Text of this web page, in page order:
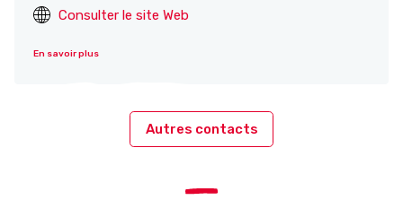
Consulter le site Web
En savoir plus
Autres contacts